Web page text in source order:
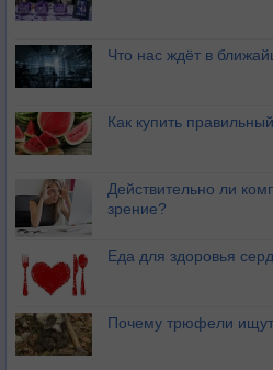
Что нас ждёт в
Как купить
Действительно ли
зрение?
Еда для здоровья
Почему трюфели ищут